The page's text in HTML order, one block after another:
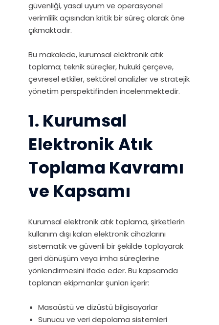
güvenliği, yasal uyum ve operasyonel
verimlilik açısından kritik bir süreç olarak öne
çıkmaktadır.
Bu makalede, kurumsal elektronik atık
toplama; teknik süreçler, hukuki çerçeve,
çevresel etkiler, sektörel analizler ve stratejik
yönetim perspektifinden incelenmektedir.
1. Kurumsal
Elektronik Atık
Toplama Kavramı
ve Kapsamı
Kurumsal elektronik atık toplama, şirketlerin
kullanım dışı kalan elektronik cihazlarını
sistematik ve güvenli bir şekilde toplayarak
geri dönüşüm veya imha süreçlerine
yönlendirmesini ifade eder. Bu kapsamda
toplanan ekipmanlar şunları içerir:
Masaüstü ve dizüstü bilgisayarlar
Sunucu ve veri depolama sistemleri